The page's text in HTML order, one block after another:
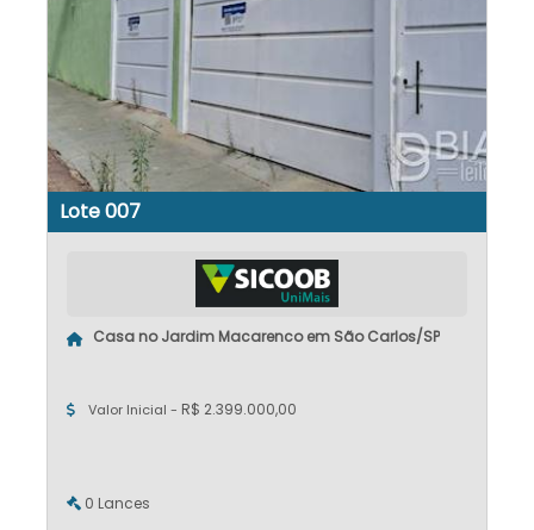
Lote 007
Casa no Jardim Macarenco em São Carlos/SP
Valor Inicial - R$ 2.399.000,00
0 Lances